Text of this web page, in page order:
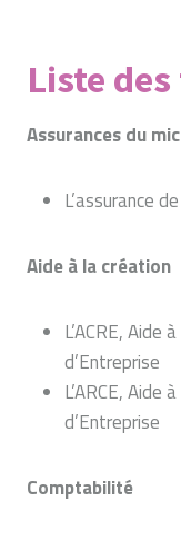
Liste
Assurances du
L’assurance
Aide à la création
L’ACRE, Aide
d’Entreprise
L’ARCE, Aide
d’Entreprise
Comptabilité